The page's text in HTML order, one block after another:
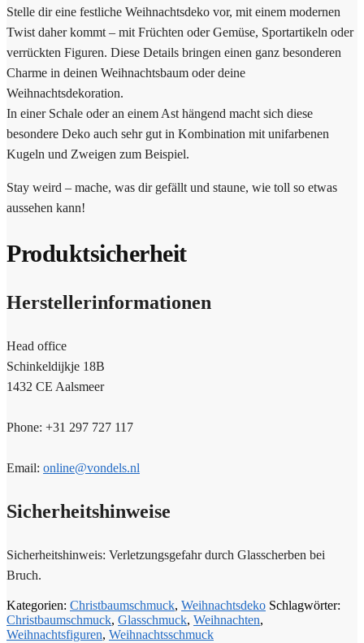
Stelle dir eine festliche Weihnachtsdeko vor, mit einem modernen
Twist daher kommt – mit Früchten oder Gemüse, Sportartikeln oder
verrückten Figuren. Diese Details bringen einen ganz besonderen
Charme in deinen Weihnachtsbaum oder deine
Weihnachtsdekoration.
In einer Schale oder an einem Ast hängend macht sich diese
besondere Deko auch sehr gut in Kombination mit unifarbenen
Kugeln und Zweigen zum Beispiel.
Stay weird – mache, was dir gefällt und staune, wie toll so etwas
aussehen kann!
Produktsicherheit
Herstellerinformationen
Head office
Schinkeldijkje 18B
1432 CE Aalsmeer
Phone: +31 297 727 117
Email: online@vondels.nl
Sicherheitshinweise
Sicherheitshinweis: Verletzungsgefahr durch Glasscherben bei
Bruch.
Kategorien: Christbaumschmuck, Weihnachtsdeko Schlagwörter:
Christbaumschmuck, Glasschmuck, Weihnachten,
Weihnachtsfiguren, Weihnachtsschmuck